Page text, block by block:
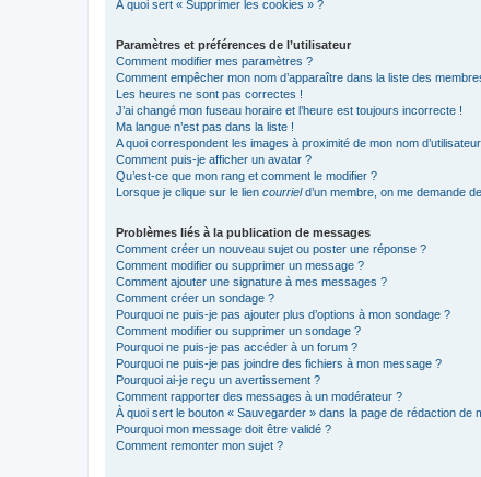
À quoi sert « Supprimer les cookies » ?
Paramètres et préférences de l’utilisateur
Comment modifier mes paramètres ?
Comment empêcher mon nom d’apparaître dans la liste des
Les heures ne sont pas correctes !
J’ai changé mon fuseau horaire et l’heure est toujours incorrecte !
Ma langue n’est pas dans la liste !
A quoi correspondent les images à proximité de mon nom
Comment puis-je afficher un avatar ?
Qu’est-ce que mon rang et comment le modifier ?
Lorsque je clique sur le lien courrield’un membre, on me demande
Problèmes liés à la publication de messages
Comment créer un nouveau sujet ou poster une réponse ?
Comment modifier ou supprimer un message ?
Comment ajouter une signature à mes messages ?
Comment créer un sondage ?
Pourquoi ne puis-je pas ajouter plus d’options à mon sondage ?
Comment modifier ou supprimer un sondage ?
Pourquoi ne puis-je pas accéder à un forum ?
Pourquoi ne puis-je pas joindre des fichiers à mon message ?
Pourquoi ai-je reçu un avertissement ?
Comment rapporter des messages à un modérateur ?
À quoi sert le bouton « Sauvegarder » dans la page de rédaction de
Pourquoi mon message doit être validé ?
Comment remonter mon sujet ?